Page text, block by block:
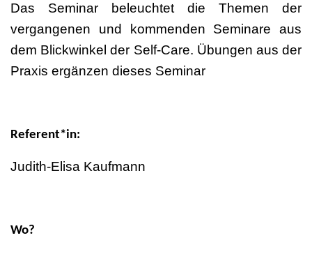
Das Seminar beleuchtet die Themen der
vergangenen und kommenden Seminare aus
dem Blickwinkel der Self-Care. Übungen aus der
Praxis ergänzen dieses Seminar
Referent*in:
Judith-Elisa Kaufmann
Wo?